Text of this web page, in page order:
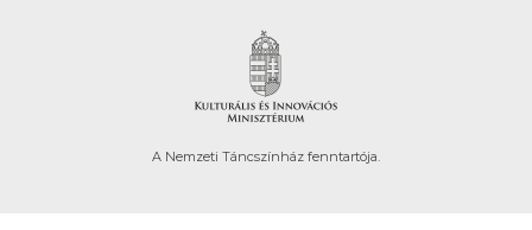
A Nemzeti Táncszínház fenntartója.